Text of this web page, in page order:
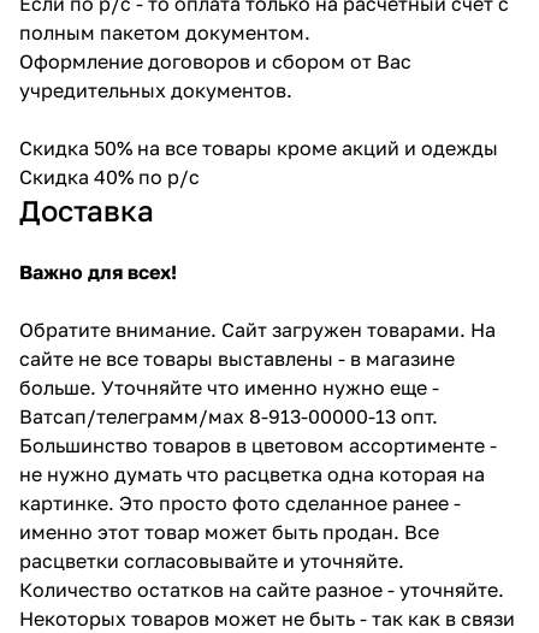
полным пакетом документом.
Оформление договоров и сбором от Вас
учредительных документов.
Скидка 50% на все товары кроме акций и одежды
Скидка 40% по р/с
Доставка
Важно для всех!
Обратите внимание. Сайт загружен товарами. На
сайте не все товары выставлены - в магазине
больше. Уточняйте что именно нужно еще -
Ватсап/телеграмм/мах 8-913-00000-13 опт.
Большинство товаров в цветовом ассортименте -
не нужно думать что расцветка одна которая на
картинке. Это просто фото сделанное ранее -
именно этот товар может быть продан. Все
расцветки согласовывайте и уточняйте.
Количество остатков на сайте разное - уточняйте.
Некоторых товаров может не быть - так как в связи